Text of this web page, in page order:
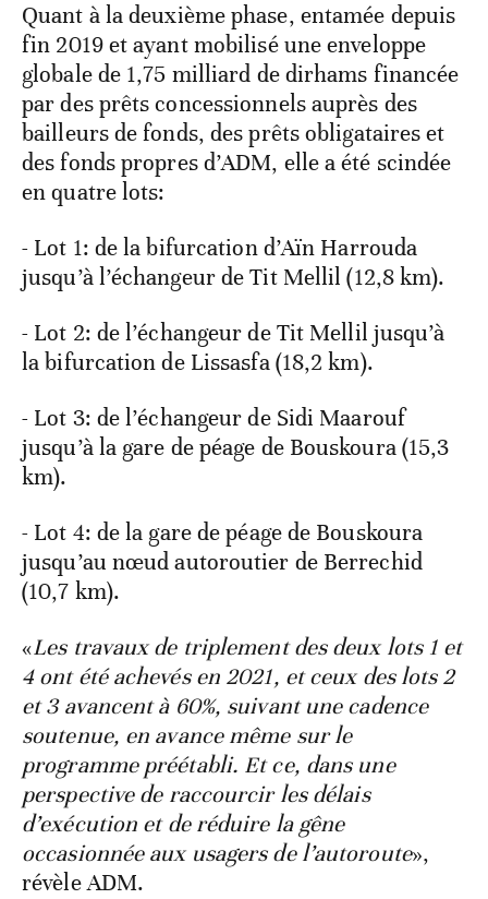
Quant à la deuxième phase, entamée depuis
fin 2019 et ayant mobilisé une enveloppe
globale de 1,75 milliard de dirhams financée
par des prêts concessionnels auprès des
bailleurs de fonds, des prêts obligataires et
des fonds propres d’ADM, elle a été scindée
en quatre lots:
- Lot 1: de la bifurcation d’Aïn Harrouda
jusqu’à l’échangeur de Tit Mellil (12,8 km).
- Lot 2: de l’échangeur de Tit Mellil jusqu’à
la bifurcation de Lissasfa (18,2 km).
- Lot 3: de l’échangeur de Sidi Maarouf
jusqu’à la gare de péage de Bouskoura (15,3
km).
- Lot 4: de la gare de péage de Bouskoura
jusqu’au nœud autoroutier de Berrechid
(10,7 km).
«Les travaux de triplement des deux lots 1 et
4 ont été achevés en 2021, et ceux des lots 2
et 3 avancent à 60%, suivant une cadence
soutenue, en avance même sur le
programme préétabli. Et ce, dans une
perspective de raccourcir les délais
d’exécution et de réduire la gêne
occasionnée aux usagers de l’autoroute»,
révèle ADM.